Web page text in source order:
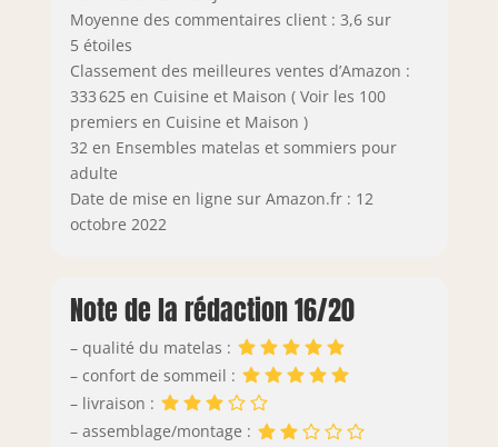
Moyenne des commentaires client : 3,6 sur
5 étoiles
Classement des meilleures ventes d’Amazon :
333 625 en Cuisine et Maison ( Voir les 100
premiers en Cuisine et Maison )
32 en Ensembles matelas et sommiers pour
adulte
Date de mise en ligne sur Amazon.fr : 12
octobre 2022
Note de la rédaction 16/20
– qualité du matelas :
– confort de sommeil :
– livraison :
– assemblage/montage :